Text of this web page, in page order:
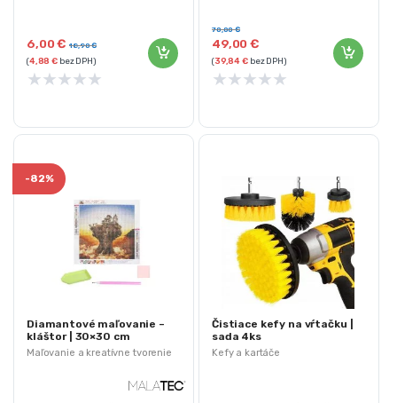
6,00€ 18,90€
(4,88€ bez DPH)
★★★★★
49,00€
70,00€
(39,84€bez DPH)
★★★★★
Maľovanie a kreatívne tvorenie
-82%
Diamantové maľovanie –
kláštor | 30×30 cm
Kefy a kartáče
Čistiace kefy na vŕtačku |
sada 4ks